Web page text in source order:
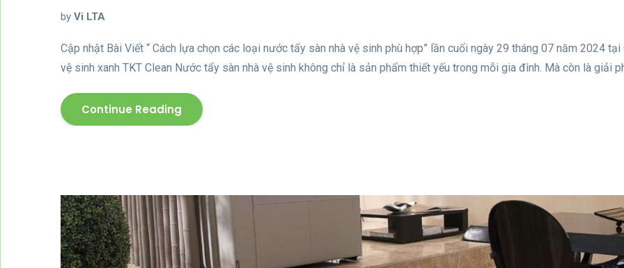
by Vi LTA
Cập nhật Bài Viết “ Cách lựa chọn các loại nước tẩy sàn nhà vệ sinh phù hợp” lần cuối ngày 29 tháng 07 năm 2024 tại
vệ sinh xanh TKT Clean Nước tẩy sàn nhà vệ sinh không chỉ là sản phẩm thiết yếu trong mỗi gia đình. Mà còn là giải
Continue Reading